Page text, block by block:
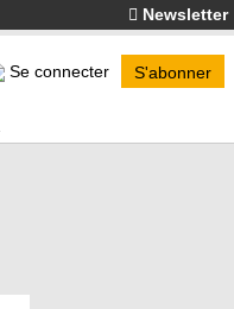
Newsletter
Se connecter S'abonner